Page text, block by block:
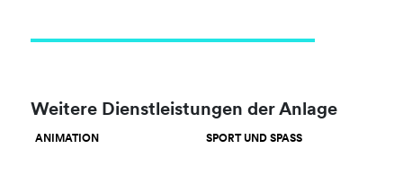
Weitere Dienstleistungen der Anlage
ANIMATION SPORT UND SPASS